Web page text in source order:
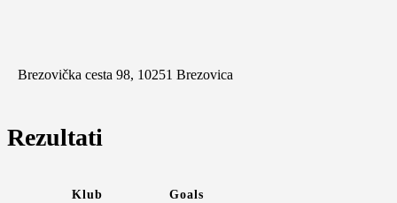
Brezovička cesta 98, 10251 Brezovica
Rezultati
Klub Goals